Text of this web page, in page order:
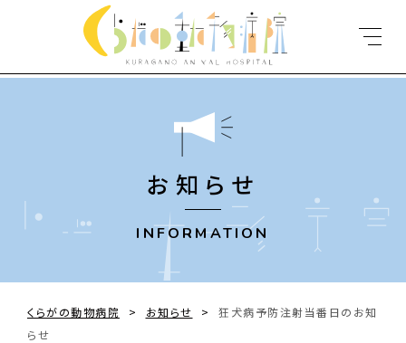
お知らせ
INFORMATION
くらがの動物病院 > お知らせ >
狂犬病予防注射当番日のお知
らせ